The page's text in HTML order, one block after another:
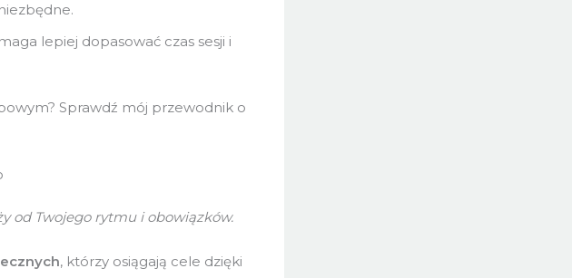
lepiej dopasować czas sesji i
Sprawdź mój przewodnik o
od Twojego rytmu i obowiązków.
, którzy osiągają cele dzięki